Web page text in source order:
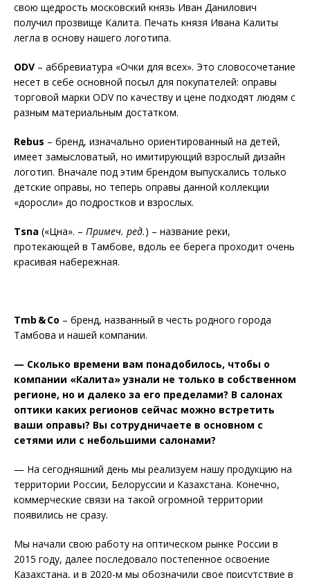
свою щедрость московский князь Иван Данилович
получил прозвище Калита. Печать князя Ивана Калиты
легла в основу нашего логотипа.
ODV – аббревиатура «Очки для всех». Это словосочетание
несет в себе основной посыл для покупателей: оправы
торговой марки ODV по качеству и цене подходят людям с
разным материальным достатком.
Rebus – бренд, изначально ориентированный на детей,
имеет замысловатый, но имитирующий взрослый дизайн
логотип. Вначале под этим брендом выпускались только
детские оправы, но теперь оправы данной коллекции
«доросли» до подростков и взрослых.
Tsna («Цна». – Примеч. ред.) – название реки,
протекающей в Тамбове, вдоль ее берега проходит очень
красивая набережная.
Tmb & Co – бренд, названный в честь родного города
Тамбова и нашей компании.
— Сколько времени вам понадобилось, чтобы о
компании «Калита» узнали не только в собственном
регионе, но и далеко за его пределами? В салонах
оптики каких регионов сейчас можно встретить
ваши оправы? Вы сотрудничаете в основном с
сетями или с небольшими салонами?
— На сегодняшний день мы реализуем нашу продукцию на
территории России, Белоруссии и Казахстана. Конечно,
коммерческие связи на такой огромной территории
появились не сразу.
Мы начали свою работу на оптическом рынке России в
2015 году, далее последовало постепенное освоение
Казахстана, и в 2020-м мы обозначили свое присутствие в